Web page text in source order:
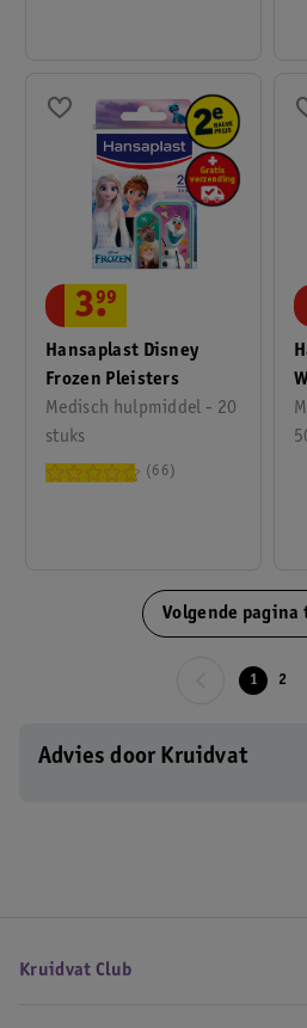
Hansaplast Disney
Frozen Pleisters
Medisch hulpmiddel - 20
stuks
3.
99
66
Volgende pagina
1 2
Advies door Kruidvat
Kruidvat Club